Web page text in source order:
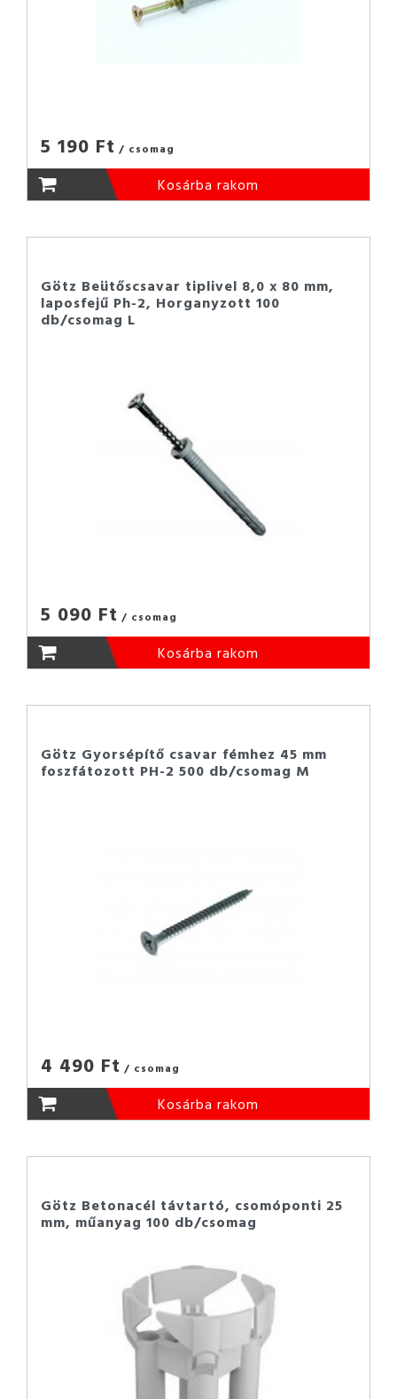
5 190 Ft / csomag
Kosárba rakom
Götz Beütőscsavar tiplivel 8,0 x 80 mm,
laposfejű Ph-2, Horganyzott 100
db/csomag L
5 090 Ft / csomag
Kosárba rakom
Götz Gyorsépítő csavar fémhez 45 mm
foszfátozott PH-2 500 db/csomag M
4 490 Ft / csomag
Kosárba rakom
Götz Betonacél távtartó, csomóponti 25
mm, műanyag 100 db/csomag